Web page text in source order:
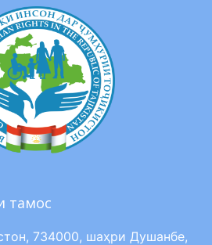
тамос
734000, шаҳри Душанбе,